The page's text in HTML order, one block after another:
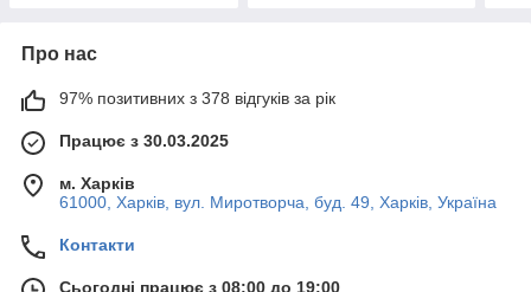
Про нас
97% позитивних з 378 відгуків за рік
Працює з 30.03.2025
м. Харків
61000, Харків, вул. Миротворча, буд. 49, Харків, Україна
Контакти
Сьогодні працює з 08:00 до 19:00